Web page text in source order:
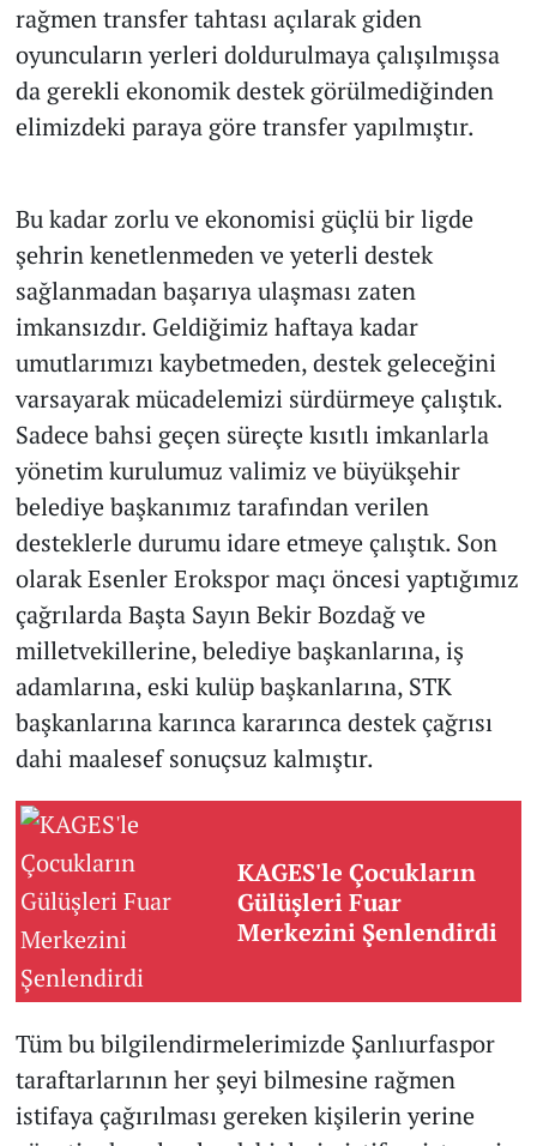
rağmen transfer tahtası açılarak giden
oyuncuların yerleri doldurulmaya çalışılmışsa
da gerekli ekonomik destek görülmediğinden
elimizdeki paraya göre transfer yapılmıştır.
Bu kadar zorlu ve ekonomisi güçlü bir ligde
şehrin kenetlenmeden ve yeterli destek
sağlanmadan başarıya ulaşması zaten
imkansızdır. Geldiğimiz haftaya kadar
umutlarımızı kaybetmeden, destek geleceğini
varsayarak mücadelemizi sürdürmeye çalıştık.
Sadece bahsi geçen süreçte kısıtlı imkanlarla
yönetim kurulumuz valimiz ve büyükşehir
belediye başkanımız tarafından verilen
desteklerle durumu idare etmeye çalıştık. Son
olarak Esenler Erokspor maçı öncesi yaptığımız
çağrılarda Başta Sayın Bekir Bozdağ ve
milletvekillerine, belediye başkanlarına, iş
adamlarına, eski kulüp başkanlarına, STK
başkanlarına karınca kararınca destek çağrısı
dahi maalesef sonuçsuz kalmıştır.
KAGES'le Çocukların
Gülüşleri Fuar
Merkezini Şenlendirdi
Tüm bu bilgilendirmelerimizde Şanlıurfaspor
taraftarlarının her şeyi bilmesine rağmen
istifaya çağırılması gereken kişilerin yerine